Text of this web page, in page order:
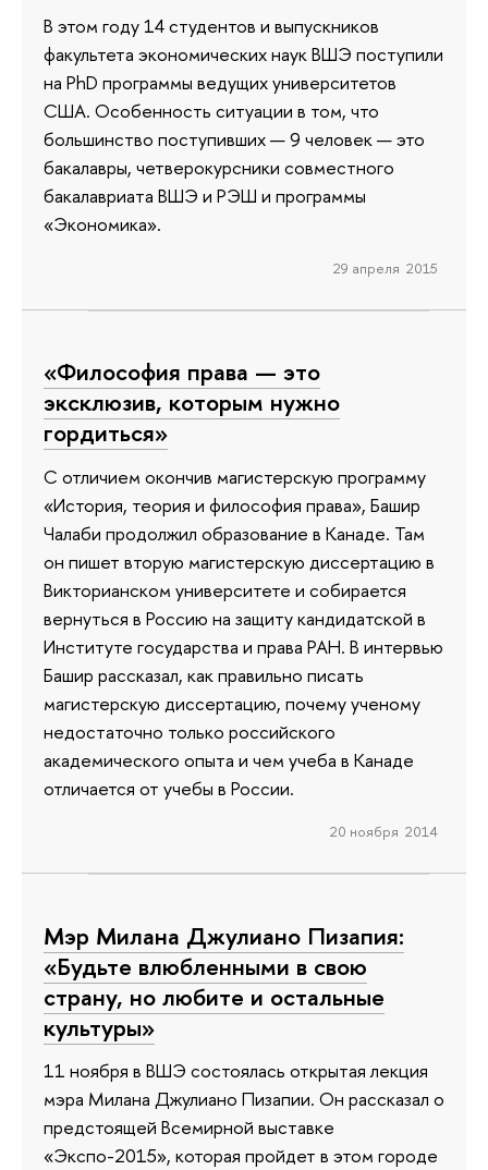
В этом году 14 студентов и выпускников
факультета экономических наук ВШЭ поступили
на PhD программы ведущих университетов
США. Особенность ситуации в том, что
большинство поступивших — 9 человек — это
бакалавры, четверокурсники совместного
бакалавриата ВШЭ и РЭШ и программы
«Экономика».
29 апреля 2015
«Философия права — это
эксклюзив, которым нужно
гордиться»
С отличием окончив магистерскую программу
«История, теория и философия права», Башир
Чалаби продолжил образование в Канаде. Там
он пишет вторую магистерскую диссертацию в
Викторианском университете и собирается
вернуться в Россию на защиту кандидатской в
Институте государства и права РАН. В интервью
Башир рассказал, как правильно писать
магистерскую диссертацию, почему ученому
недостаточно только российского
академического опыта и чем учеба в Канаде
отличается от учебы в России.
20 ноября 2014
Мэр Милана Джулиано Пизапия:
«Будьте влюбленными в свою
страну, но любите и остальные
культуры»
11 ноября в ВШЭ состоялась открытая лекция
мэра Милана Джулиано Пизапии. Он рассказал о
предстоящей Всемирной выставке
«Экспо-2015», которая пройдет в этом городе